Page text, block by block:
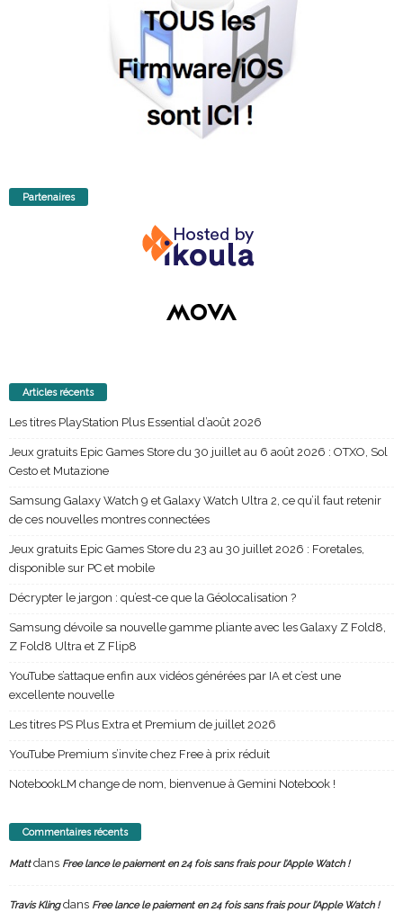
Partenaires
Articles récents
Les titres PlayStation Plus Essential d’août 2026
Jeux gratuits Epic Games Store du 30 juillet au 6 août 2026 : OTXO, Sol
Cesto et Mutazione
Samsung Galaxy Watch 9 et Galaxy Watch Ultra 2, ce qu’il faut retenir
de ces nouvelles montres connectées
Jeux gratuits Epic Games Store du 23 au 30 juillet 2026 : Foretales,
disponible sur PC et mobile
Décrypter le jargon : qu’est-ce que la Géolocalisation ?
Samsung dévoile sa nouvelle gamme pliante avec les Galaxy Z Fold8,
Z Fold8 Ultra et Z Flip8
YouTube s’attaque enfin aux vidéos générées par IA et c’est une
excellente nouvelle
Les titres PS Plus Extra et Premium de juillet 2026
YouTube Premium s’invite chez Free à prix réduit
NotebookLM change de nom, bienvenue à Gemini Notebook !
Commentaires récents
Mattdans Free lance le paiement en 24 fois sans frais pour l’Apple Watch !
Travis Klingdans Free lance le paiement en 24 fois sans frais pour l’Apple Watch !